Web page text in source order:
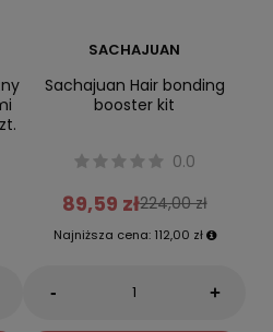
SACHAJUAN
Sachajuan Hair bonding
booster kit
0.0
89,59 zł224,00 zł
Najniższa cena: 112,00 zł
- +